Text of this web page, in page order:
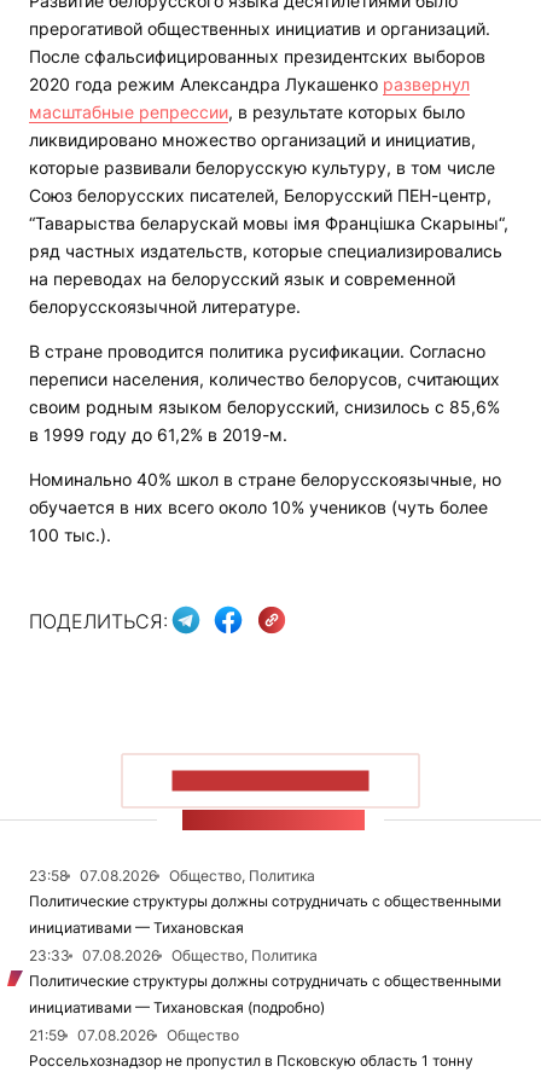
прерогативой общественных инициатив и организаций.
После сфальсифицированных президентских выборов
2020 года режим Александра Лукашенко развернул
масштабные репрессии, в результате которых было
ликвидировано множество организаций и инициатив,
которые развивали белорусскую культуру, в том числе
Союз белорусских писателей, Белорусский ПЕН-центр,
“Таварыства беларускай мовы імя Францішка Скарыны“,
ряд частных издательств, которые специализировались
на переводах на белорусский язык и современной
белорусскоязычной литературе.
В стране проводится политика русификации. Согласно
переписи населения, количество белорусов, считающих
своим родным языком белорусский, снизилось с 85,6%
в 1999 году до 61,2% в 2019-м.
Номинально 40% школ в стране белорусскоязычные, но
обучается в них всего около 10% учеников (чуть более
100 тыс.).
ПОДЕЛИТЬСЯ:
23:58 07.08.2026
Общество, Политика
Политические структуры должны сотрудничать с общественными
инициативами — Тихановская
23:33
07.08.2026
Общество, Политика
Политические структуры должны сотрудничать с общественными
инициативами — Тихановская (подробно)
21:59
07.08.2026
Общество
Россельхознадзор не пропустил в Псковскую область 1 тонну